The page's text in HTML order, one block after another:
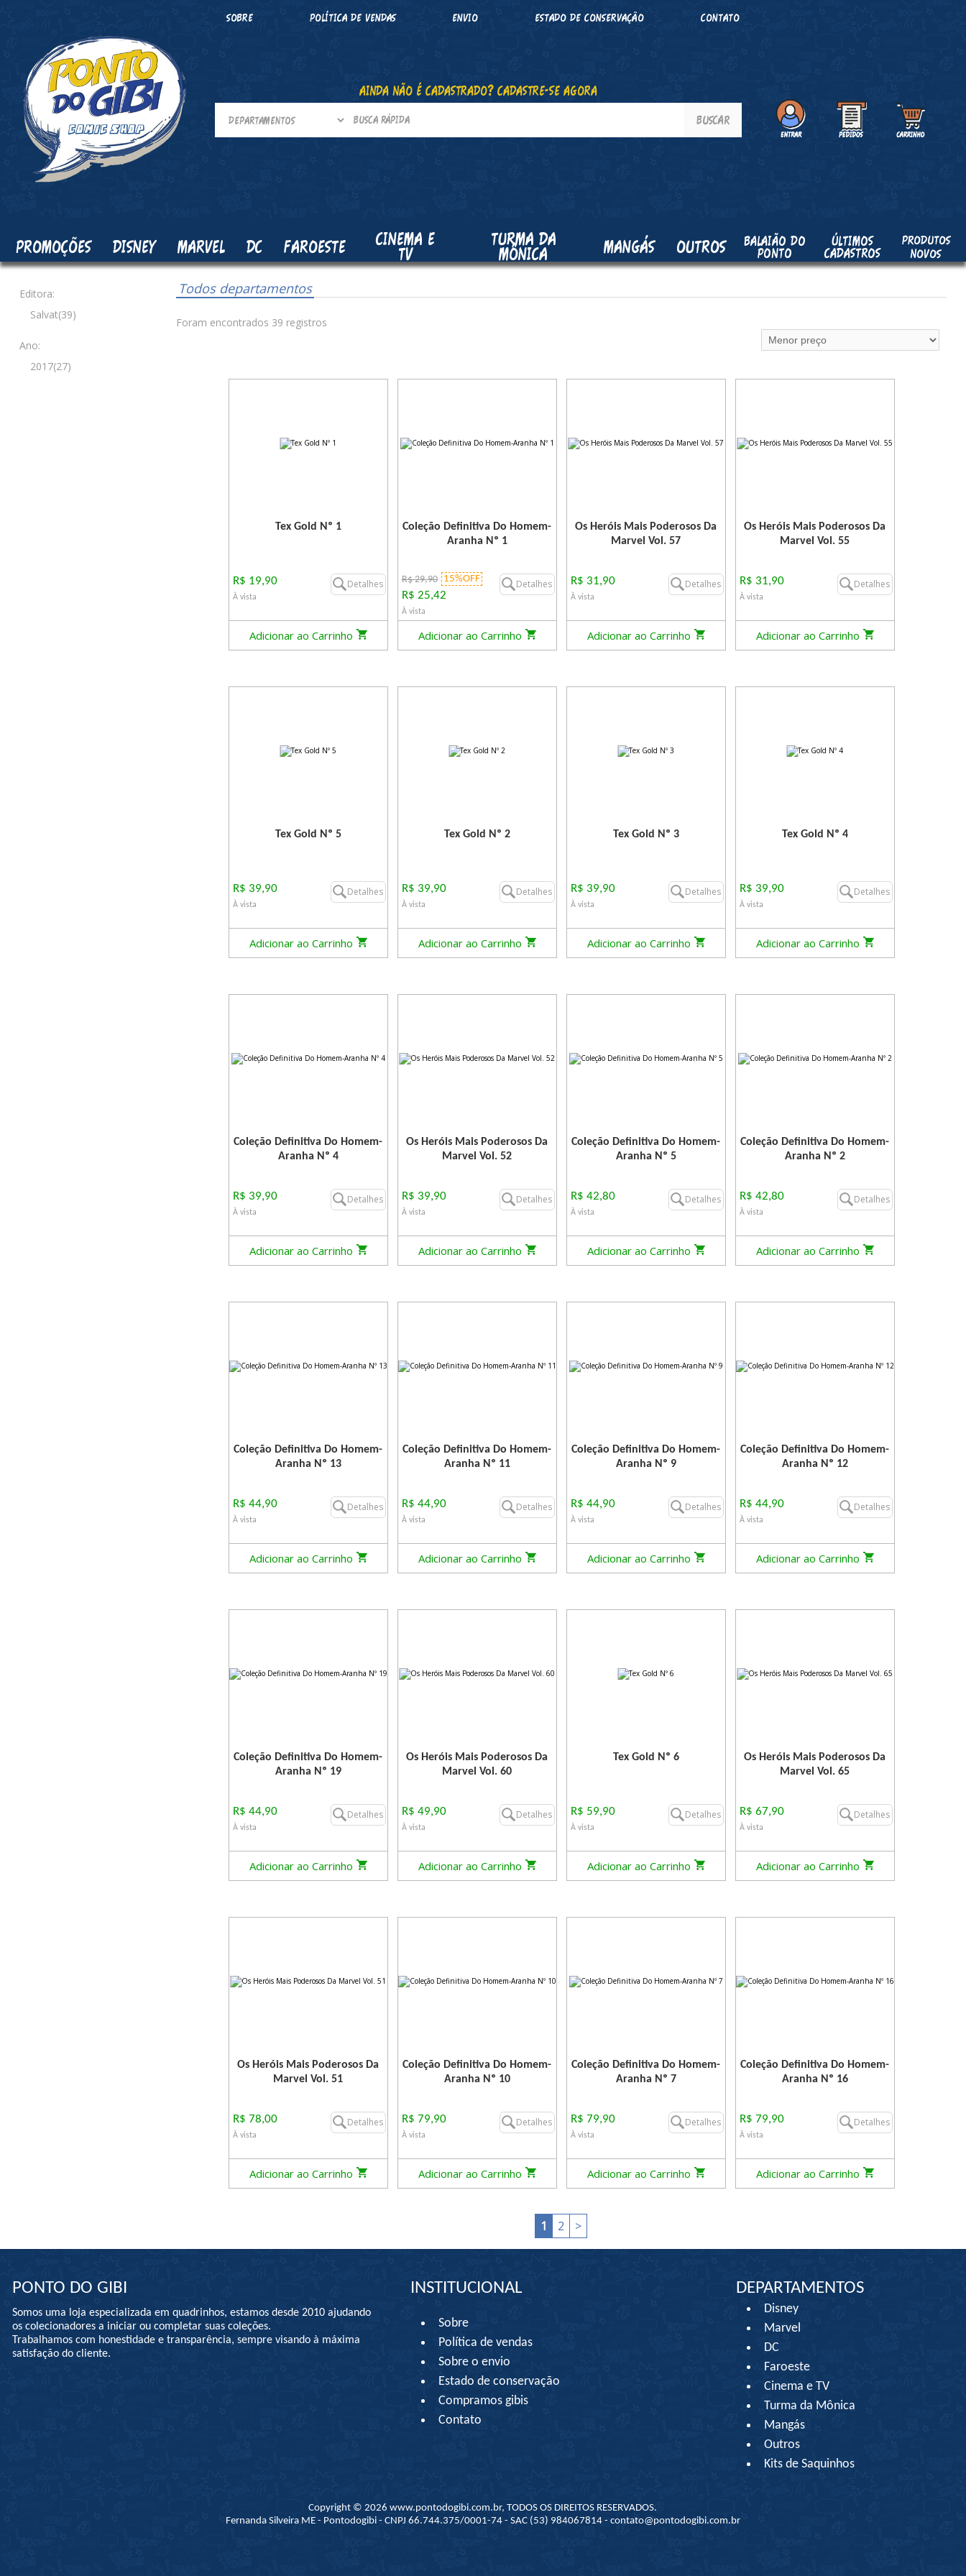
SOBRE POLÍTICA DE VENDAS ENVIO ESTADO DE CONSERVAÇÃO CONTATO
AINDA NÃO É CADASTRADO? CADASTRE-SE AGORA
PROMOÇÕES DISNEY MARVEL DC FAROESTE CINEMA E
TV
TURMA DA
MÔNICA MANGÁS OUTROS BALAIÃO DO
PONTO
ÚLTIMOS
CADASTROS
PRODUTOS
NOVOS
Editora:
Salvat(39)
Ano:
2017(27)
Todos departamentos
Foram encontrados 39 registros
Tex Gold Nº 1
R$ 19,90
À vista
Detalhes
Adicionar ao Carrinho
Coleção Definitiva Do Homem-
Aranha Nº 1
R$ 29,90 15%OFF
R$ 25,42
À vista
Detalhes
Adicionar ao Carrinho
Os Heróis Mais Poderosos Da
Marvel Vol. 57
R$ 31,90
À vista
Detalhes
Adicionar ao Carrinho
Os Heróis Mais Poderosos Da
Marvel Vol. 55
R$ 31,90
À vista
Detalhes
Adicionar ao Carrinho
Tex Gold Nº 5
R$ 39,90
À vista
Detalhes
Adicionar ao Carrinho
Tex Gold Nº 2
R$ 39,90
À vista
Detalhes
Adicionar ao Carrinho
Tex Gold Nº 3
R$ 39,90
À vista
Detalhes
Adicionar ao Carrinho
Tex Gold Nº 4
R$ 39,90
À vista
Detalhes
Adicionar ao Carrinho
Coleção Definitiva Do Homem-
Aranha Nº 4
R$ 39,90
À vista
Detalhes
Adicionar ao Carrinho
Os Heróis Mais Poderosos Da
Marvel Vol. 52
R$ 39,90
À vista
Detalhes
Adicionar ao Carrinho
Coleção Definitiva Do Homem-
Aranha Nº 5
R$ 42,80
À vista
Detalhes
Adicionar ao Carrinho
Coleção Definitiva Do Homem-
Aranha Nº 2
R$ 42,80
À vista
Detalhes
Adicionar ao Carrinho
Coleção Definitiva Do Homem-
Aranha Nº 13
R$ 44,90
À vista
Detalhes
Adicionar ao Carrinho
Coleção Definitiva Do Homem-
Aranha Nº 11
R$ 44,90
À vista
Detalhes
Adicionar ao Carrinho
Coleção Definitiva Do Homem-
Aranha Nº 9
R$ 44,90
À vista
Detalhes
Adicionar ao Carrinho
Coleção Definitiva Do Homem-
Aranha Nº 12
R$ 44,90
À vista
Detalhes
Adicionar ao Carrinho
Coleção Definitiva Do Homem-
Aranha Nº 19
R$ 44,90
À vista
Detalhes
Adicionar ao Carrinho
Os Heróis Mais Poderosos Da
Marvel Vol. 60
R$ 49,90
À vista
Detalhes
Adicionar ao Carrinho
Tex Gold Nº 6
R$ 59,90
À vista
Detalhes
Adicionar ao Carrinho
Os Heróis Mais Poderosos Da
Marvel Vol. 65
R$ 67,90
À vista
Detalhes
Adicionar ao Carrinho
Os Heróis Mais Poderosos Da
Marvel Vol. 51
R$ 78,00
À vista
Detalhes
Adicionar ao Carrinho
Coleção Definitiva Do Homem-
Aranha Nº 10
R$ 79,90
À vista
Detalhes
Adicionar ao Carrinho
Coleção Definitiva Do Homem-
Aranha Nº 7
R$ 79,90
À vista
Detalhes
Adicionar ao Carrinho
Coleção Definitiva Do Homem-
Aranha Nº 16
R$ 79,90
À vista
Detalhes
Adicionar ao Carrinho
1 2 >
PONTO DO GIBI
Somos uma loja especializada em quadrinhos, estamos desde 2010 ajudando
os colecionadores a iniciar ou completar suas coleções.
Trabalhamos com honestidade e transparência, sempre visando à máxima
satisfação do cliente.
INSTITUCIONAL
Sobre
Política de vendas
Sobre o envio
Estado de conservação
Compramos gibis
Contato
DEPARTAMENTOS
Disney
Marvel
DC
Faroeste
Cinema e TV
Turma da Mônica
Mangás
Outros
Kits de Saquinhos
Copyright © 2026 www.pontodogibi.com.br, TODOS OS DIREITOS RESERVADOS.
Fernanda Silveira ME - Pontodogibi - CNPJ 66.744.375/0001-74 - SAC (53) 984067814 - contato@pontodogibi.com.br